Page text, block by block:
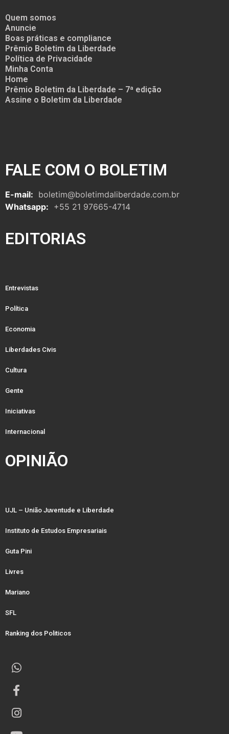
Quem somos
Anuncie
Boas práticas e compliance
Prêmio Boletim da Liberdade
Política de Privacidade
Minha Conta
Home
Prêmio Boletim da Liberdade – 7ª edição
Assine o Boletim da Liberdade
FALE COM O BOLETIM
E-mail: boletim@boletimdaliberdade.com.br
Whatsapp: +55 21 97665-4714
EDITORIAS
Entrevistas
Política
Economia
Liberdades Civis
Cultura
Gente
Iniciativas
Internacional
OPINIÃO
UJL – União Juventude e Liberdade
Instituto de Estudos Empresariais
Guta Pini
Livres
Mariano
SFL
Ranking dos Politicos